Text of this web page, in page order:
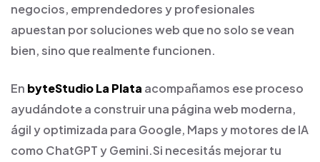
negocios, emprendedores y profesionales
apuestan por soluciones web que no solo se vean
bien, sino que realmente funcionen.
En byteStudio La Plata acompañamos ese proceso
ayudándote a construir una página web moderna,
ágil y optimizada para Google, Maps y motores de IA
como ChatGPT y Gemini.Si necesitás mejorar tu